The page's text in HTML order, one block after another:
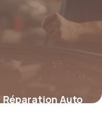
Réparation Auto